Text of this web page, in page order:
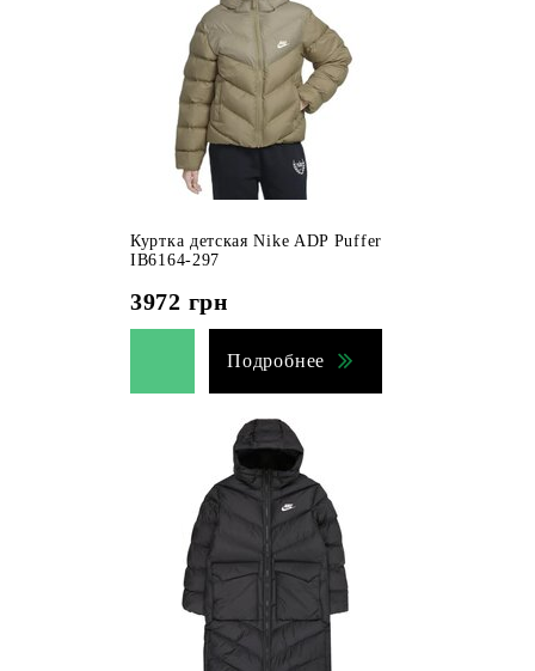
Куртка детская Nike ADP Puffer
IB6164-297
3972 грн
Подробнее